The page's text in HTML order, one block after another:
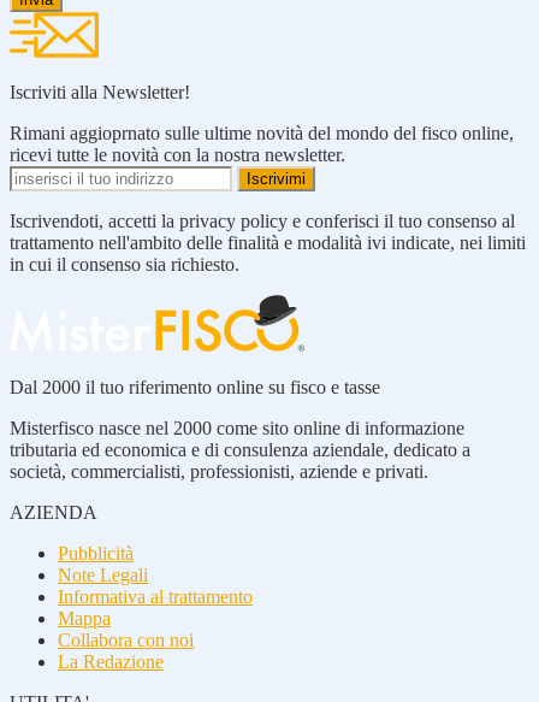
Iscriviti alla Newsletter!
Rimani aggioprnato sulle ultime novità del mondo del fisco online,
ricevi tutte le novità con la nostra newsletter.
Iscrivendoti, accetti la privacy policy e conferisci il tuo consenso al
trattamento nell'ambito delle finalità e modalità ivi indicate, nei limiti
in cui il consenso sia richiesto.
Dal 2000 il tuo riferimento online su fisco e tasse
Misterfisco nasce nel 2000 come sito online di informazione
tributaria ed economica e di consulenza aziendale, dedicato a
società, commercialisti, professionisti, aziende e privati.
AZIENDA
Pubblicità
Note Legali
Informativa al trattamento
Mappa
Collabora con noi
La Redazione